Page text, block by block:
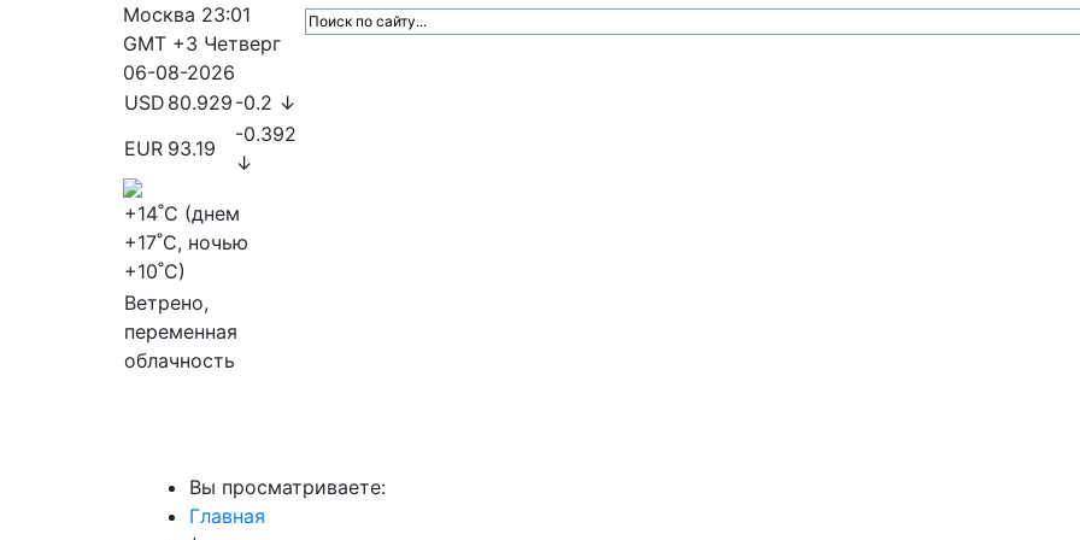
Москва 23:01
GMT +3 Четверг
06-08-2026
USD 80.929 -0.2 ↓
EUR 93.19
-0.392
↓
+14˚C (днем
+17˚C, ночью
+10˚C)
Ветрено,
переменная
облачность
Вы просматриваете:
Главная